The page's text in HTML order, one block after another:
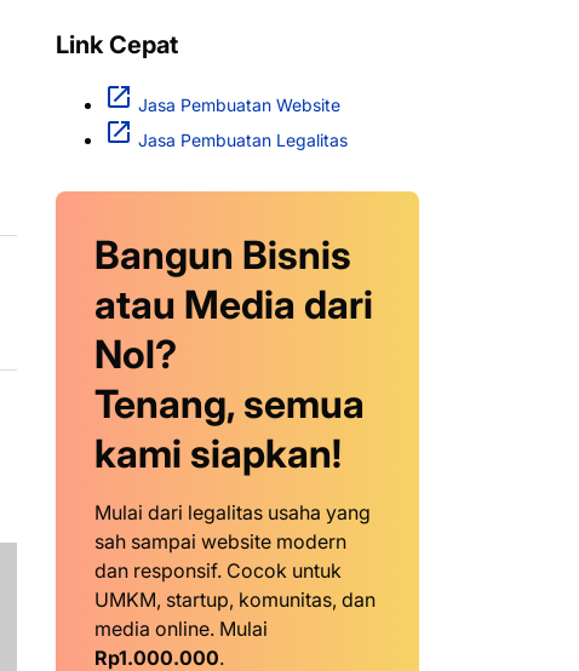
Link Cepat
Jasa Pembuatan Website
Jasa Pembuatan Legalitas
Bangun Bisnis
atau Media dari
Nol?
Tenang, semua
kami siapkan!
Mulai dari legalitas usaha yang
sah sampai website modern
dan responsif. Cocok untuk
UMKM, startup, komunitas, dan
media online. Mulai
Rp1.000.000.